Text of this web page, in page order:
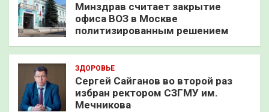
Минздрав считает закрытие
офиса ВОЗ в Москве
политизированным решением
ЗДОРОВЬЕ
Сергей Сайганов во второй раз
избран ректором СЗГМУ им.
Мечникова